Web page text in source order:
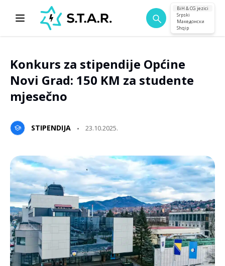
BiH & CG jezici
Srpski
Македонски
Shqip
Konkurs za stipendije Općine
Novi Grad: 150 KM za studente
mjesečno
STIPENDIJA 23.10.2025.